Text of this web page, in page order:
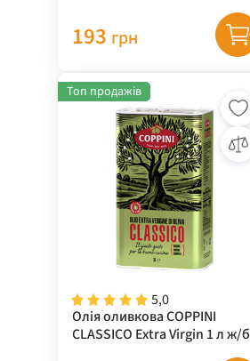
193 грн
5,0
Олія оливкова COPPINI
CLASSICO Extra Virgin 1 л ж/б
Топ продажів